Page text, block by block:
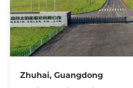
Zhuhai, Guangdong